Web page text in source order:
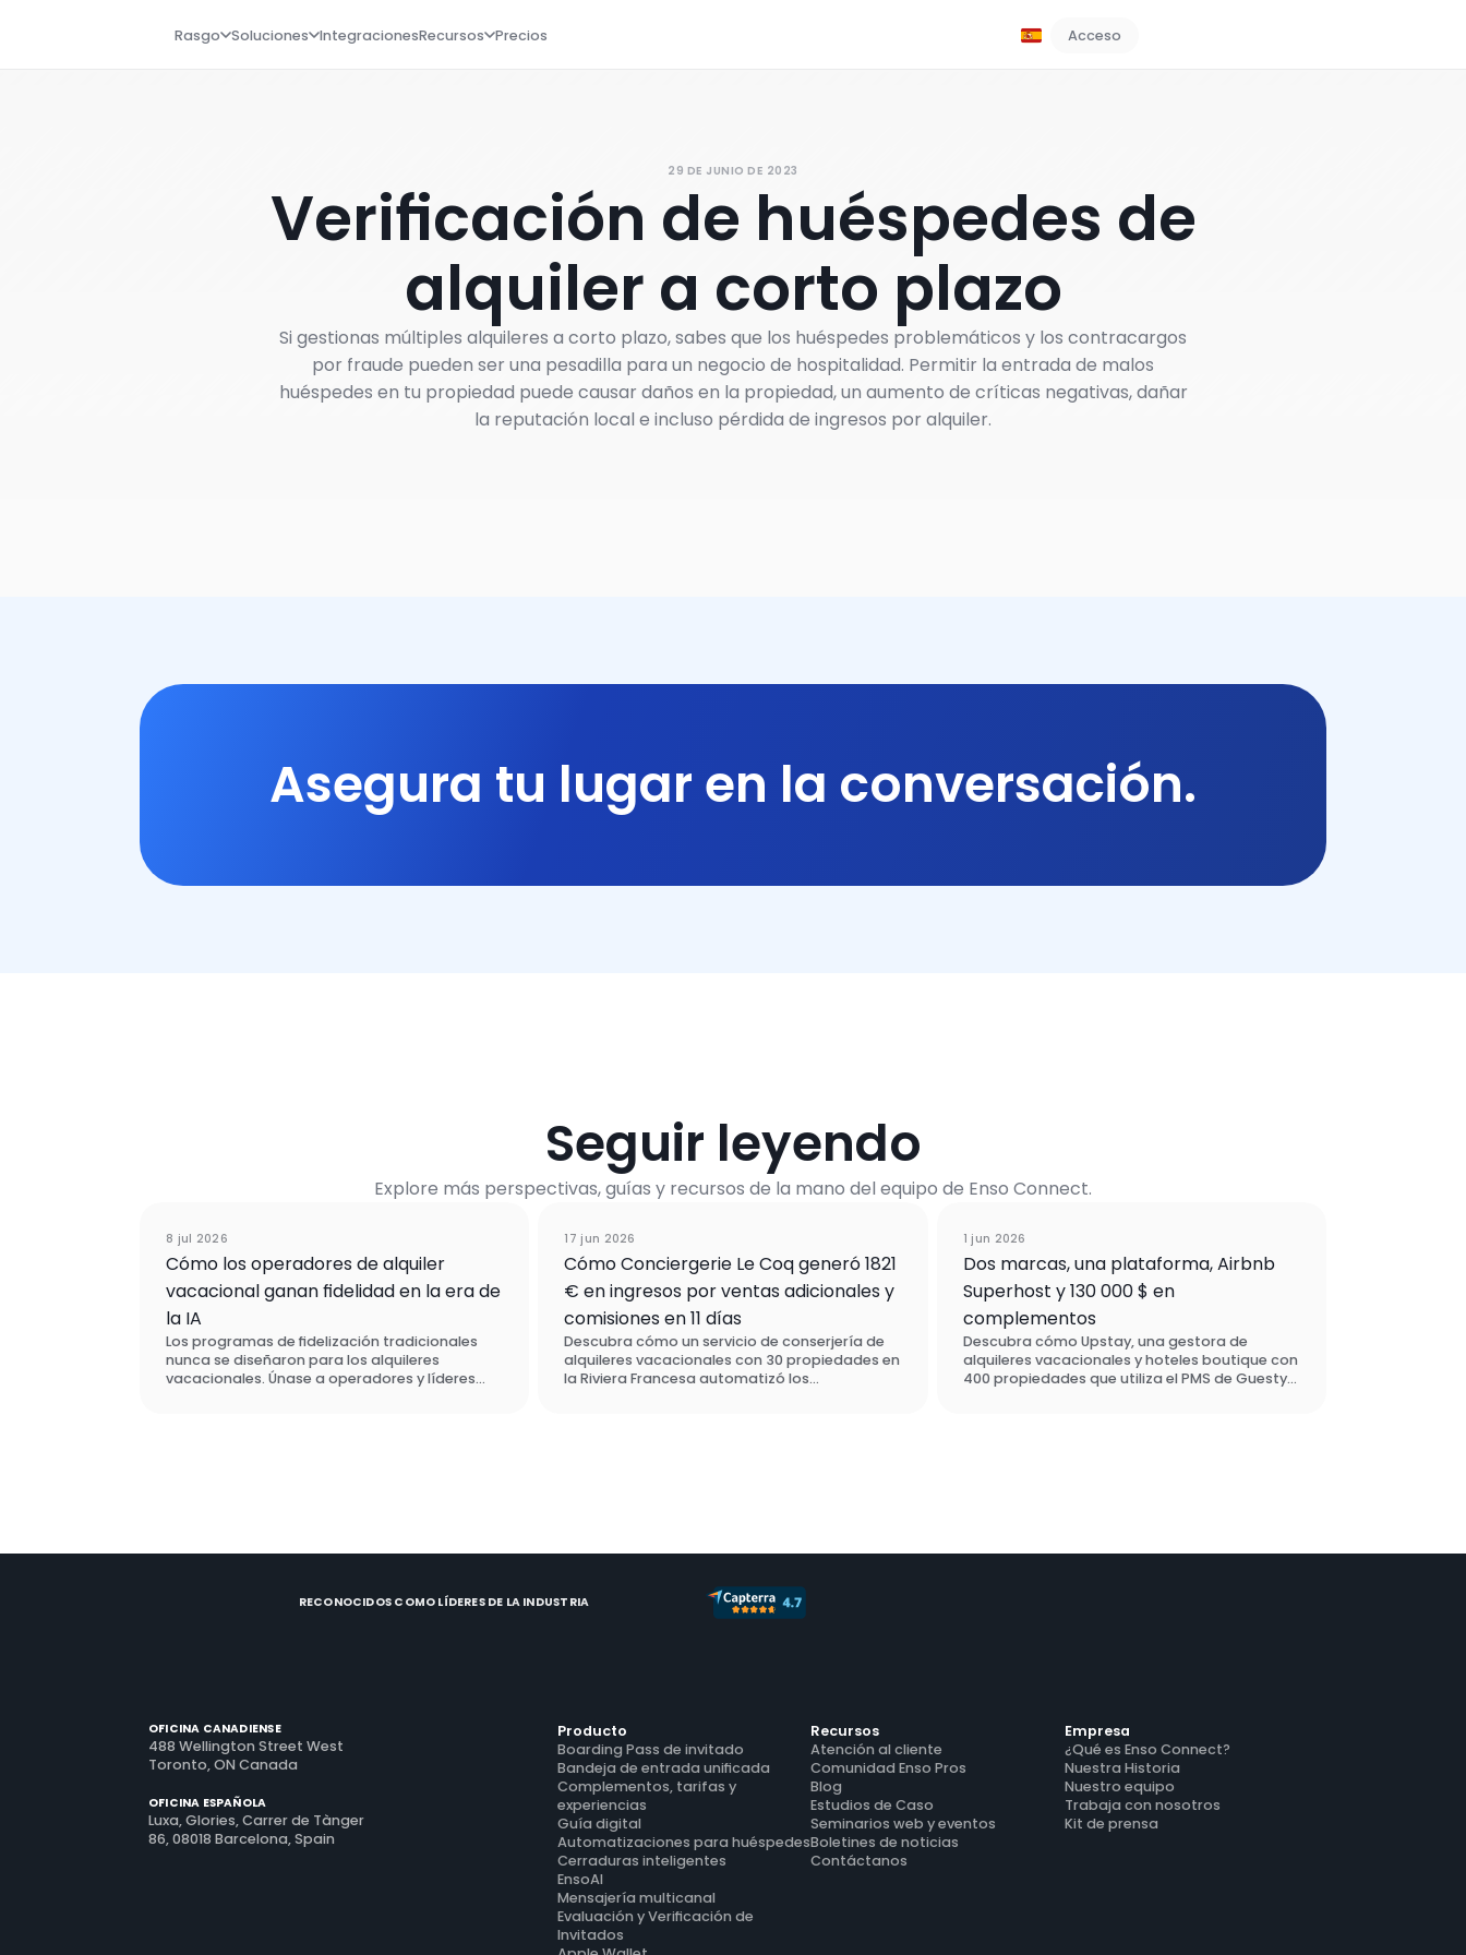
Rasgo Soluciones IntegracionesRecursos Precios Acceso
29 DE JUNIO DE 2023
Verificación de huéspedes de
alquiler a corto plazo
Si gestionas múltiples alquileres a corto plazo, sabes que los huéspedes problemáticos y los contracargos
por fraude pueden ser una pesadilla para un negocio de hospitalidad. Permitir la entrada de malos
huéspedes en tu propiedad puede causar daños en la propiedad, un aumento de críticas negativas, dañar
la reputación local e incluso pérdida de ingresos por alquiler.
Asegura tu lugar en la conversación.
Seguir leyendo
Explore más perspectivas, guías y recursos de la mano del equipo de Enso Connect.
8 jul 2026
Cómo los operadores de alquiler
vacacional ganan fidelidad en la era de
la IA
Los programas de fidelización tradicionales
nunca se diseñaron para los alquileres
vacacionales. Únase a operadores y líderes
17 jun 2026
Cómo Conciergerie Le Coq generó 1821
€ en ingresos por ventas adicionales y
comisiones en 11 días
Descubra cómo un servicio de conserjería de
alquileres vacacionales con 30 propiedades en
la Riviera Francesa automatizó los
1 jun 2026
Dos marcas, una plataforma, Airbnb
Superhost y 130 000 $ en
complementos
Descubra cómo Upstay, una gestora de
alquileres vacacionales y hoteles boutique con
400 propiedades que utiliza el PMS de Guesty,
RECONOCIDOS COMO LÍDERES DE LA INDUSTRIA
OFICINA CANADIENSE
488 Wellington Street West
Toronto, ON Canada
OFICINA ESPAÑOLA
Luxa, Glories, Carrer de Tànger
86, 08018 Barcelona, Spain
Producto
Boarding Pass de invitado
Bandeja de entrada unificada
Complementos, tarifas y
experiencias
Guía digital
Automatizaciones para huéspedes
Cerraduras inteligentes
EnsoAI
Mensajería multicanal
Evaluación y Verificación de
Invitados
Recursos
Atención al cliente
Comunidad Enso Pros
Blog
Estudios de Caso
Seminarios web y eventos
Boletines de noticias
Contáctanos
Empresa
¿Qué es Enso Connect?
Nuestra Historia
Nuestro equipo
Trabaja con nosotros
Kit de prensa